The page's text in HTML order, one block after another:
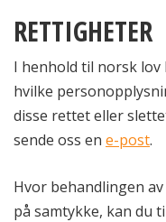
RETTIGHETER
I henhold til norsk lov
hvilke
disse rettet eller
sende oss en e-post.
Hvor behandlingen
på samtykke, kan du